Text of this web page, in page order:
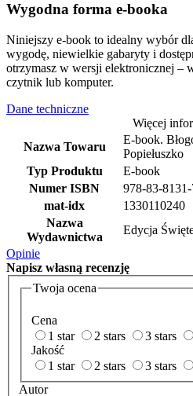
Wygodna forma e-booka
Niniejszy e-book to idealny wybór
wygodę, niewielkie gabaryty i
otrzymasz w wersji elektronicznej –
czytnik lub komputer.
Dane techniczne
Więcej
Nazwa Towaru
E-book.
Popiełuszko
Typ Produktu
E-book
Numer ISBN
978-83-
mat-idx
1330110240
Nazwa
Wydawnictwa
Edycja
Opinie
Napisz własną recenzję
Twoja ocena
Cena
1 star
2 stars 3 stars
Jakość
1 star
2 stars 3 stars
Autor